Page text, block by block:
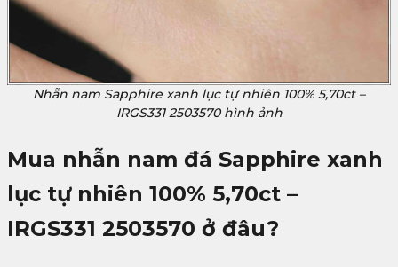
Nhẫn nam Sapphire xanh lục tự nhiên 100% 5,70ct –
IRGS331 2503570 hình ảnh
Mua nhẫn nam đá Sapphire xanh
lục tự nhiên 100% 5,70ct –
IRGS331 2503570 ở đâu?